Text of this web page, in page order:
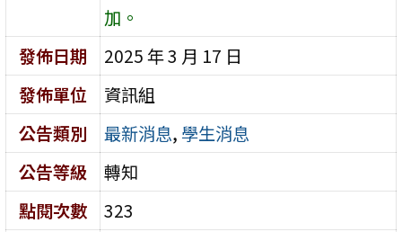
加。
發佈日期
2025 年 3 月 17 日
發佈單位
資訊組
公告類別
最新消息, 學生消息
公告等級
轉知
點閱次數
323